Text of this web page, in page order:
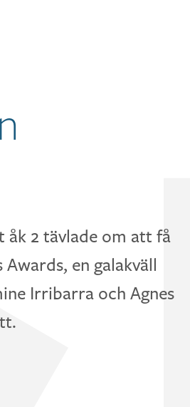
åk 2 tävlade om att få
en galakväll
Irribarra och Agnes